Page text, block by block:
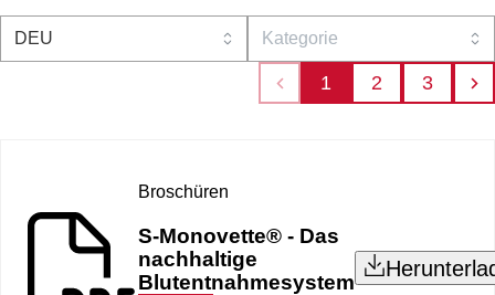
1 2 3
Broschüren
S-Monovette® - Das
nachhaltige
Blutentnahmesystem